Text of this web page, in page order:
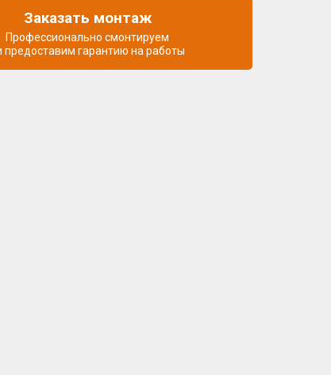
Заказать монтаж
Профессионально смонтируем
предоставим гарантию на работы